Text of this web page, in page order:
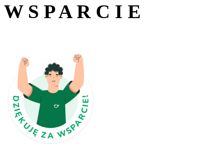
W S P A R C I E